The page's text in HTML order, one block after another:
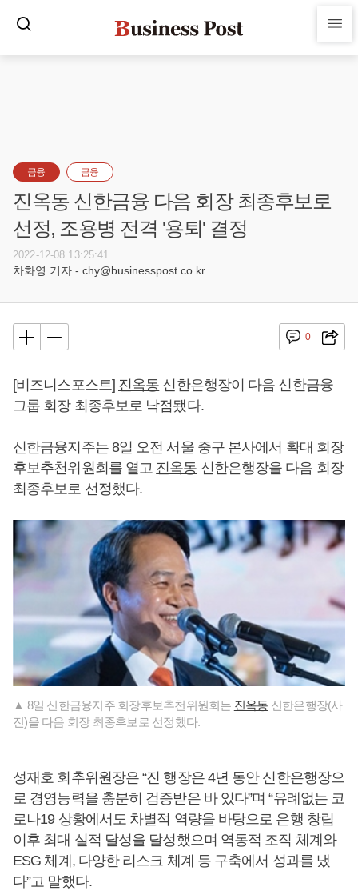
금융 금융
진옥동 신한금융 다음 회장 최종후보로
선정, 조용병 전격 '용퇴' 결정
2022-12-08 13:25:41
차화영 기자 - chy@businesspost.co.kr
0
[비즈니스포스트] 진옥동 신한은행장이 다음 신한금융
그룹 회장 최종후보로 낙점됐다.
신한금융지주는 8일 오전 서울 중구 본사에서 확대 회장
후보추천위원회를 열고 진옥동 신한은행장을 다음 회장
최종후보로 선정했다.
▲ 8일 신한금융지주 회장후보추천위원회는 진옥동 신한은행장(사
진)을 다음 회장 최종후보로 선정했다.
성재호 회추위원장은 “진 행장은 4년 동안 신한은행장으
로 경영능력을 충분히 검증받은 바 있다”며 “유례없는 코
로나19 상황에서도 차별적 역량을 바탕으로 은행 창립
이후 최대 실적 달성을 달성했으며 역동적 조직 체계와
ESG 체계, 다양한 리스크 체계 등 구축에서 성과를 냈
다”고 말했다.